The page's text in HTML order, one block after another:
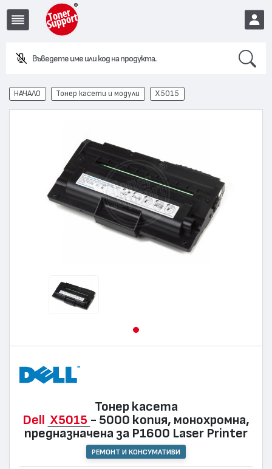
Въведете име или код на продукта.
EUR
НАЧАЛО Тонер касети и модули X5015
Тонер касета
Dell
X5015 - 5000 копия, монохромна,
предназначена за P1600 Laser Printer
РЕМОНТ И КОНСУМАТИВИ